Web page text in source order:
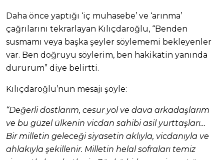
Daha önce yaptığı ‘iç muhasebe’ ve ‘arınma’
çağrılarını tekrarlayan Kılıçdaroğlu, “Benden
susmamı veya başka şeyler söylememi bekleyenler
var. Ben doğruyu söylerim, ben hakikatin yanında
dururum” diye belirtti.
Kılıçdaroğlu’nun mesajı şöyle:
“Değerli dostlarım, cesur yol ve dava arkadaşlarım
ve bu güzel ülkenin vicdan sahibi asil yurttaşları…
Bir milletin geleceği siyasetin aklıyla, vicdanıyla ve
ahlakıyla şekillenir. Milletin helal sofraları temiz